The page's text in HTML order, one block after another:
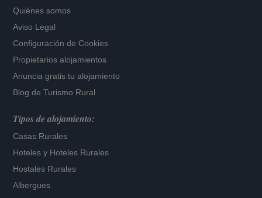
Quiénes somos
Aviso Legal
Configuración de Cookies
Propietarios alojamientos
Anuncia gratis tu alojamiento
Blog de Turismo Rural
Tipos de alojamiento:
Casas Rurales
Hoteles y Hoteles Rurales
Hostales Rurales
Albergues